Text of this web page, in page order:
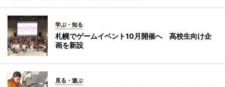
学ぶ・知る
札幌でゲームイベント10月開催へ 高校生向け企
画を新設
見る・遊ぶ